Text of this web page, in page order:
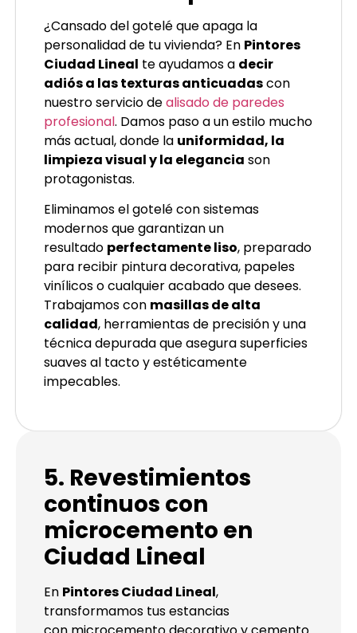
¿Cansado del gotelé que apaga la
personalidad de tu vivienda? En Pintores
Ciudad Lineal te ayudamos a decir
adiós a las texturas anticuadascon
nuestro servicio dealisado de paredes
profesional. Damos paso a un estilo mucho
más actual, donde la uniformidad, la
limpieza visual y la elegancia son
protagonistas.
Eliminamos el gotelé con sistemas
modernos que garantizan un
resultado perfectamente liso, preparado
para recibir pintura decorativa, papeles
vinílicos o cualquier acabado que desees.
Trabajamos con masillas de alta
calidad, herramientas de precisión y una
técnica depurada que asegura superficies
suaves al tacto y estéticamente
impecables.
5. Revestimientos
continuos con
microcemento en
Ciudad Lineal
En Pintores Ciudad Lineal,
transformamos tus estancias